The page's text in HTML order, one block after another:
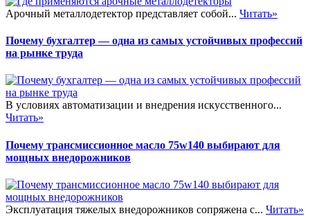
Арочный металлодетектор представляет собой... Читать»
Почему бухгалтер — одна из самых устойчивых профессий
на рынке труда
В условиях автоматизации и внедрения искусственного...
Читать»
Почему трансмиссионное масло 75w140 выбирают для
мощных внедорожников
Эксплуатация тяжелых внедорожников сопряжена с... Читать»